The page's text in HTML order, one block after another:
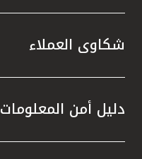
شكاوى العملاء
دليل أمن المعلومات